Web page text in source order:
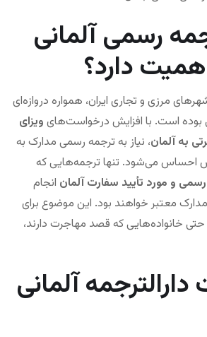
رسمی آلمانی
دارد؟
مرزی و تجاری ایران، همواره دروازه‌ای
بوده است. با افزایش درخواست‌های ویزای
به آلمان، نیاز به ترجمه رسمی مدارک به
احساس می‌شود. تنها ترجمه‌هایی که
و مورد تأیید سفارت آلمان انجام
معتبر خواهند بود. این موضوع برای
حتی خانواده‌هایی که قصد مهاجرت دارند،
آلمانی